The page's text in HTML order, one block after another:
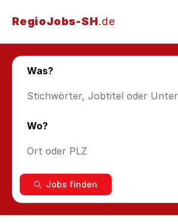
RegioJobs-SH.de
Was?
Wo?
Jobs finden